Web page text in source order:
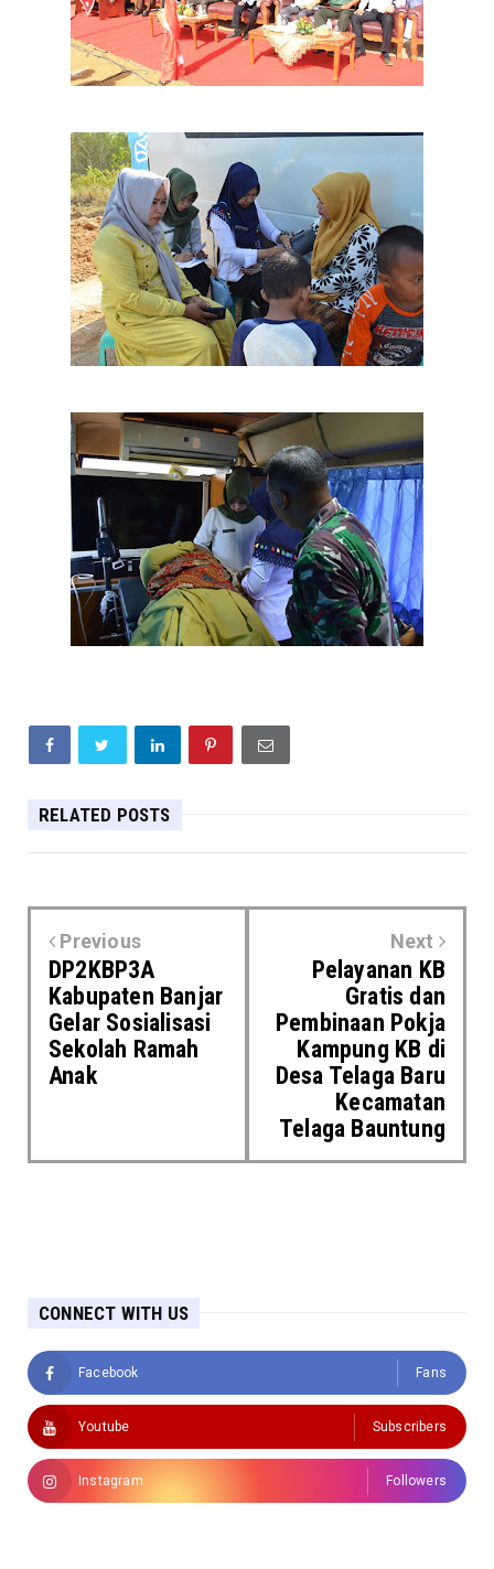
RELATED POSTS
Previous
DP2KBP3A
Kabupaten Banjar
Gelar Sosialisasi
Sekolah Ramah
Anak
Next
Pelayanan KB
Gratis dan
Pembinaan Pokja
Kampung KB di
Desa Telaga Baru
Kecamatan
Telaga Bauntung
CONNECT WITH US
Facebook Fans
Youtube Subscribers
Instagram Followers